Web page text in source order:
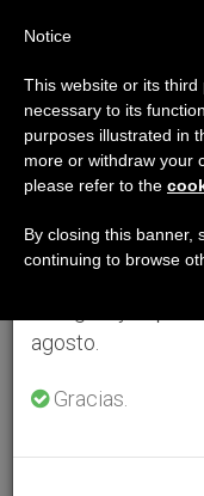
Aviso
Del 27 de julio
anual,
se generan
agosto.
Gracias.
Notice
This website or its
necessary to its
purposes illustrated in
more or withdraw your
please refer to the
By closing this banner,
continuing to browse